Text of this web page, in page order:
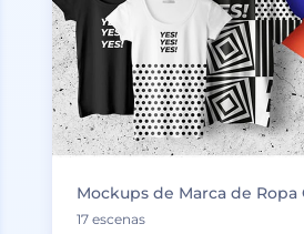
Mockups de Marca de Ropa
17 escenas